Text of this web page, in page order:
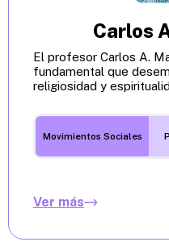
Carlos
El profesor Carlos A.
fundamental que
religiosidad y
Movimientos Sociales
Ver más